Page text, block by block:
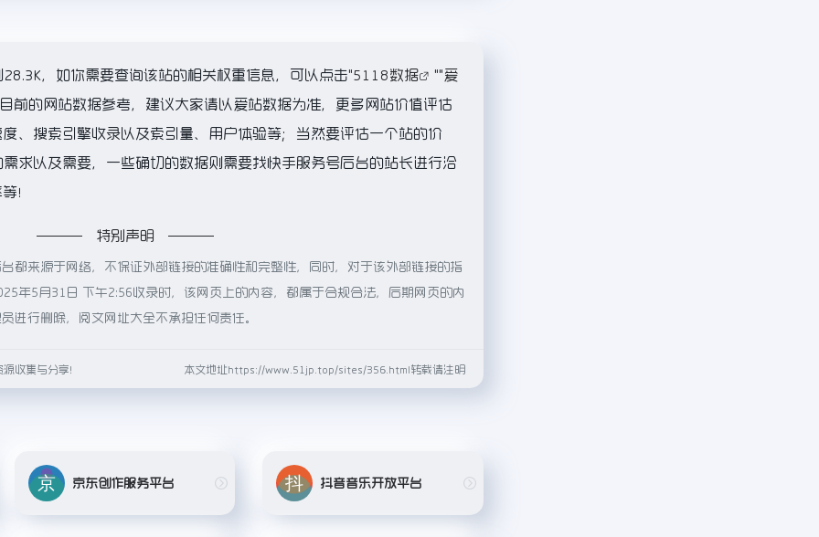
，如你需要查询该站的相关权重信息，可以点击"5118数据 ""爱
前的网站数据参考，建议大家请以爱站数据为准，更多网站价值评估
、搜索引擎收录以及索引量、用户体验等；当然要评估一个站的价
求以及需要，一些确切的数据则需要找快手服务号后台的站长进行洽
！
特别声明
都来源于网络，不保证外部链接的准确性和完整性，同时，对于该外部链接的指
年5月31日 下午2:56收录时，该网页上的内容，都属于合规合法，后期网页的内
进行删除，阅文网址大全不承担任何责任。
收集与分享！ 本文地址https://www.51jp.top/sites/356.html转载请注明
京东创作服务平台 抖音音乐开放平台